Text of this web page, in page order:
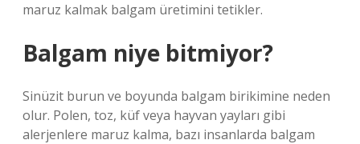
maruz kalmak balgam üretimini tetikler.
Balgam niye bitmiyor?
Sinüzit burun ve boyunda balgam birikimine neden
olur. Polen, toz, küf veya hayvan yayları gibi
alerjenlere maruz kalma, bazı insanlarda balgam